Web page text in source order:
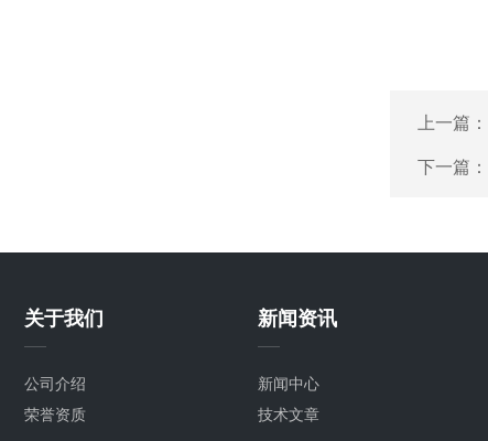
上一篇：
下一篇：
关于我们
公司介绍
荣誉资质
新闻资讯
新闻中心
技术文章